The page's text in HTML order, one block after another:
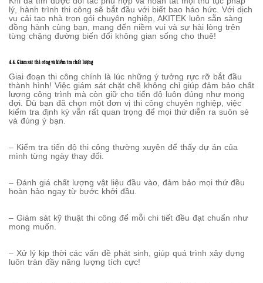
lý, hành trình thi công sẽ bắt đầu với biết bao háo hức. Với dịch
vụ cải tạo nhà trọn gói chuyên nghiệp, AKITEK luôn sẵn sàng
đồng hành cùng bạn, mang đến niềm vui và sự hài lòng trên
từng chặng đường biến đổi không gian sống cho thuê!
4.4. Giám sát thi công và kiểm tra chất lượng
Giai đoạn thi công chính là lúc những ý tưởng rực rỡ bắt đầu
thành hình! Việc giám sát chặt chẽ không chỉ giúp đảm bảo chất
lượng công trình mà còn giữ cho tiến độ luôn đúng như mong
đợi. Dù bạn đã chọn một đơn vị thi công chuyên nghiệp, việc
kiểm tra định kỳ vẫn rất quan trọng để mọi thứ diễn ra suôn sẻ
và đúng ý bạn.
– Kiểm tra tiến độ thi công thường xuyên để thấy dự án của
mình từng ngày thay đổi.
– Đánh giá chất lượng vật liệu đầu vào, đảm bảo mọi thứ đều
hoàn hảo ngay từ bước khởi đầu.
– Giám sát kỹ thuật thi công để mỗi chi tiết đều đạt chuẩn như
mong muốn.
– Xử lý kịp thời các vấn đề phát sinh, giúp quá trình xây dựng
luôn tràn đầy năng lượng tích cực!